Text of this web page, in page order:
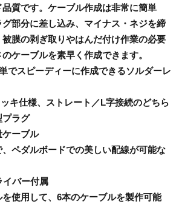
質です。ケーブル作成は非常に簡単
部分に差し込み、マイナス・ネジを締
膜の剥ぎ取りやはんだ付け作業の必要
ケーブルを素早く作成できます。
でスピーディーに作成できるソルダーレ
キ仕様、ストレート／L字接続のどちら
プラグ
ケーブル
、ペダルボードでの美しい配線が可能な
イバー付属
を使用して、6本のケーブルを製作可能